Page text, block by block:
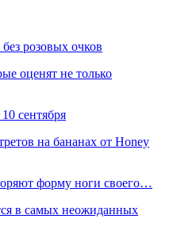
розовых очков
оценят не только
сентября
на бананах от Honey
форму ноги своего…
в самых неожиданных